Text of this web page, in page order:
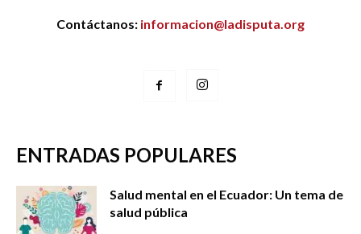
Contáctanos: informacion@ladisputa.org
ENTRADAS POPULARES
Salud mental en el Ecuador: Un tema de
salud pública